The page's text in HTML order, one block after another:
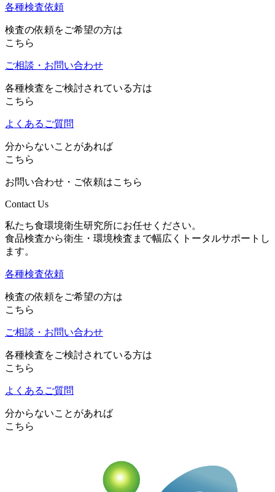
各種検査依頼
検査の依頼をご希望の方は
こちら
ご相談・お問い合わせ
各種検査をご検討されている方は
こちら
よくあるご質問
分からないことがあれば
こちら
お問い合わせ・ご依頼はこちら
Contact Us
私たち食環境衛生研究所にお任せください。
食品検査から衛生・環境検査まで幅広くトータルサポートし
ます。
各種検査依頼
検査の依頼をご希望の方は
こちら
ご相談・お問い合わせ
各種検査をご検討されている方は
こちら
よくあるご質問
分からないことがあれば
こちら